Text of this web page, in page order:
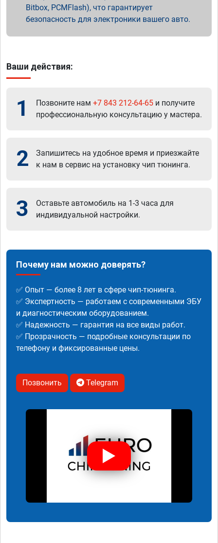
Bitbox, PCMFlash), что гарантирует
безопасность для электроники вашего авто.
Ваши действия:
1 Позвоните нам +7 843 212-64-65 и получите
профессиональную консультацию у мастера.
2
Запишитесь на удобное время и приезжайте
к нам в сервис на установку чип тюнинга.
3
Оставьте автомобиль на 1-3 часа для
индивидуальной настройки.
Почему нам можно доверять?
✅ Опыт — более 8 лет в сфере чип-тюнинга.
✅ Экспертность — работаем с современными ЭБУ
и диагностическим оборудованием.
✅ Надежность — гарантия на все виды работ.
✅ Прозрачность — подробные консультации по
телефону и фиксированные цены.
Позвонить Telegram